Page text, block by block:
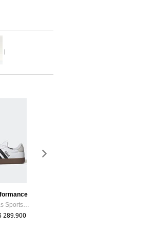
Tenis adidas Sportswear VL Court 3.0 Blanco
289.900